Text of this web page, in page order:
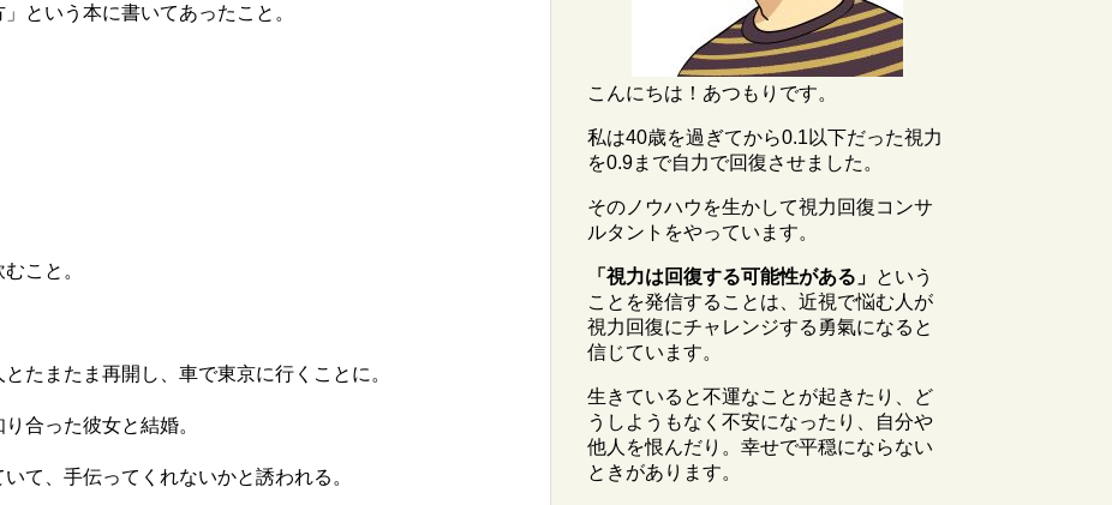
という本に書いてあったこと。
こと。
たまたま再開し、車で東京に行くことに。
合った彼女と結婚。
て、手伝ってくれないかと誘われる。
こんにちは！あつもりです。
私は40歳を過ぎてから0.1以下だった視力
を0.9まで自力で回復させました。
そのノウハウを生かして視力回復コンサ
ルタントをやっています。
「視力は回復する可能性がある」 という
ことを発信することは、近視で悩む人が
視力回復にチャレンジする勇氣になると
信じています。
生きていると不運なことが起きたり、ど
うしようもなく不安になったり、自分や
他人を恨んだり。幸せで平穏にならない
ときがあります。